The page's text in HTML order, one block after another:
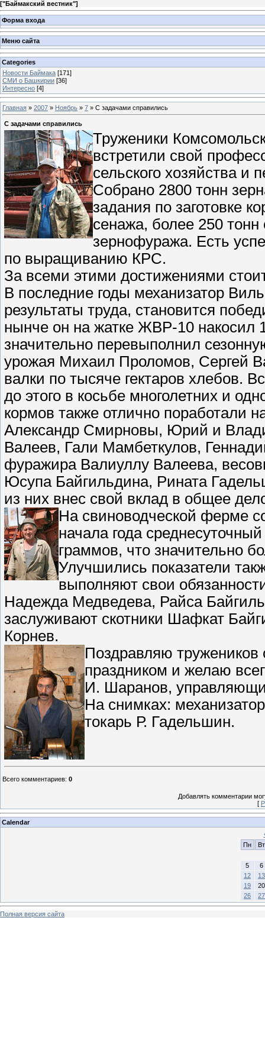
["Баймакский вестник"]
Форма входа
Меню сайта
Categories
Новости Баймака [171]
СМИ о Башкирии [36]
Интересно [4]
Главная » 2007 » Ноябрь » 7 » С задачами справились
С задачами справились
Труженики
встретили свой
сельского хозяйства
Собрано 2800 тонн
задания по заготовке
сенажа, более 250
зернофуража. Есть
по выращиванию КРС.
За всеми этими достижениями
В последние годы механизатор
результаты труда, становится
нынче он на жатке ЖВР-10 накосил
значительно перевыполнил
урожая Михаил Проломов, Сергей
валки по тысяче гектаров хлебов.
до этого в косьбе многолетних и
кормов также отлично поработали
Александр Смирновы, Юрий и
Валеев, Гали Мамбеткулов,
фуражира Валиуллу Валеева,
Юсупа Байгильдина, Рината
из них внес свой вклад в общее
На свиноводческой ферме
начала года
граммов, что значительно
Улучшились показатели
выполняют свои
Надежда Медведева, Райса
заслуживают скотники Шафкат
Корнев.
Поздравляю
праздником и желаю
И. Шаранов,
На снимках:
токарь Р. Гадельшин.
Всего комментариев: 0
Добавлять комментарии
[
Calendar
Пн
Вт
5
6
12
13
19
20
26
27
Полная версия сайта